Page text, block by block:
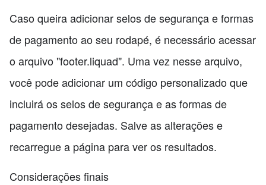
Caso queira adicionar selos de segurança e formas
de pagamento ao seu rodapé, é necessário acessar
o arquivo "footer.liquad". Uma vez nesse arquivo,
você pode adicionar um código personalizado que
incluirá os selos de segurança e as formas de
pagamento desejadas. Salve as alterações e
recarregue a página para ver os resultados.
Considerações finais